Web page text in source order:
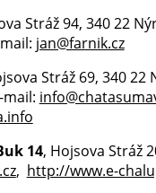
Stráž 94, 340 22
jan@farnik.cz
Stráž 69, 340 22
mail:
14, Hojsova Stráž
, http://www.e-